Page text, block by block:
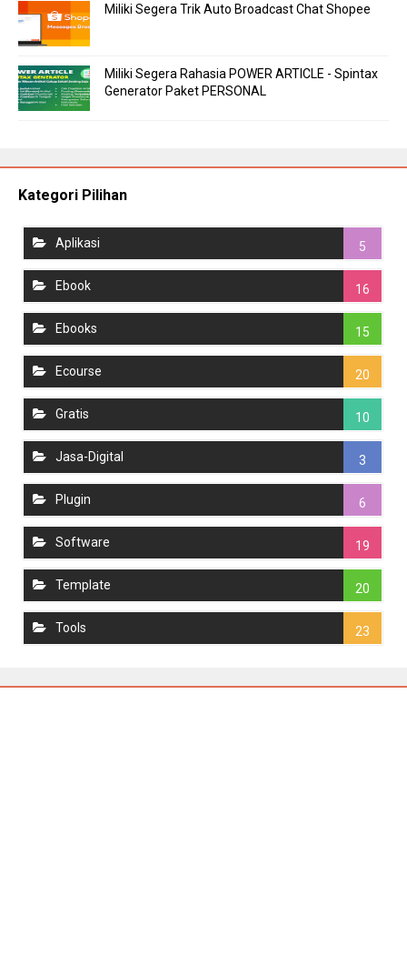
Miliki Segera Trik Auto Broadcast Chat Shopee
Miliki Segera Rahasia POWER ARTICLE - Spintax
Generator Paket PERSONAL
Kategori Pilihan
Aplikasi 5
Ebook 16
Ebooks 15
Ecourse 20
Gratis 10
Jasa-Digital 3
Plugin 6
Software 19
Template 20
Tools 23